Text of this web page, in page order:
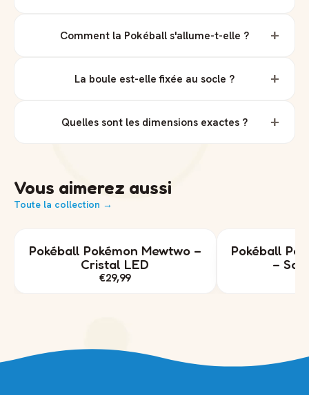
Comment la Pokéball s'allume-t-elle ? +
La boule est-elle fixée au socle ? +
Quelles sont les dimensions exactes ? +
Vous aimerez aussi
Toute la collection →
Pokéball Pokémon Mewtwo –
Cristal LED
€29,99
Pokéball
–